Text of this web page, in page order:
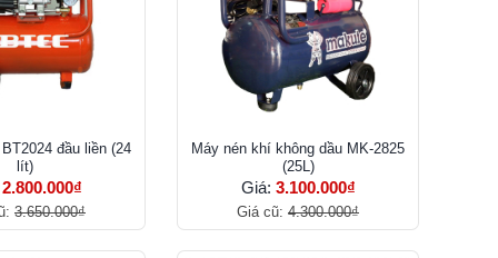
đầu liền (24
lít)
2.800.000₫
3.650.000₫
Máy nén khí không dầu MK-2825
(25L)
Giá: 3.100.000₫
Giá cũ: 4.300.000₫